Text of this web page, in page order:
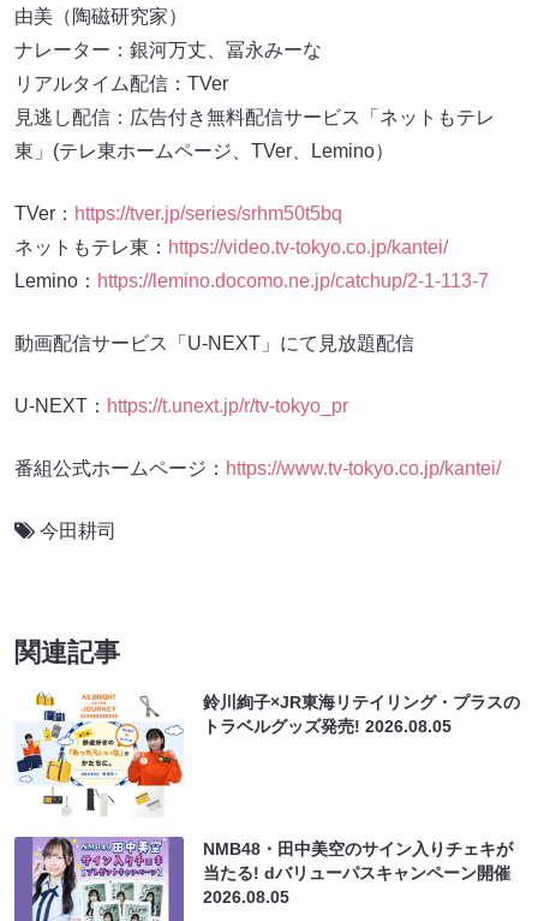
由美（陶磁研究家）
ナレーター：銀河万丈、冨永みーな
リアルタイム配信：TVer
見逃し配信：広告付き無料配信サービス「ネットもテレ
東」(テレ東ホームページ、TVer、Lemino）
TVer： https://tver.jp/series/srhm50t5bq
ネットもテレ東： https://video.tv-tokyo.co.jp/kantei/
Lemino： https://lemino.docomo.ne.jp/catchup/2-1-113-7
動画配信サービス「U-NEXT」にて見放題配信
U-NEXT： https://t.unext.jp/r/tv-tokyo_pr
番組公式ホームページ： https://www.tv-tokyo.co.jp/kantei/
今田耕司
関連記事
鈴川絢子×JR東海リテイリング・プラスの
トラベルグッズ発売!2026.08.05
NMB48・田中美空のサイン入りチェキが
当たる! dバリューパスキャンペーン開催
2026.08.05